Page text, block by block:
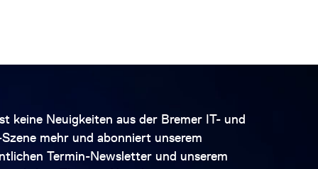
keine Neuigkeiten aus der Bremer IT- und
mehr und abonniert unserem
Termin-Newsletter und unserem